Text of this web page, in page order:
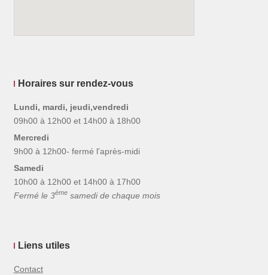
Horaires sur rendez-vous
Lundi, mardi, jeudi,vendredi
09h00 à 12h00 et 14h00 à 18h00
Mercredi
9h00 à 12h00- fermé l'après-midi
Samedi
10h00 à 12h00 et 14h00 à 17h00
Fermé le 3èmesamedi de chaque mois
Liens utiles
Contact